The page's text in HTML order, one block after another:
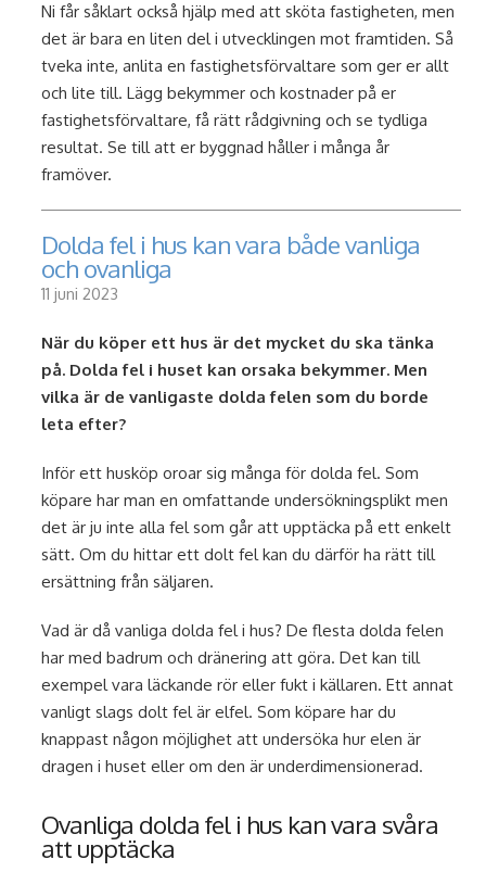
Ni får såklart också hjälp med att sköta fastigheten, men
det är bara en liten del i utvecklingen mot framtiden. Så
tveka inte, anlita en fastighetsförvaltare som ger er allt
och lite till. Lägg bekymmer och kostnader på er
fastighetsförvaltare, få rätt rådgivning och se tydliga
resultat. Se till att er byggnad håller i många år
framöver.
Dolda fel i hus kan vara både vanliga
och ovanliga
11 juni 2023
När du köper ett hus är det mycket du ska tänka
på. Dolda fel i huset kan orsaka bekymmer. Men
vilka är de vanligaste dolda felen som du borde
leta efter?
Inför ett husköp oroar sig många för dolda fel. Som
köpare har man en omfattande undersökningsplikt men
det är ju inte alla fel som går att upptäcka på ett enkelt
sätt. Om du hittar ett dolt fel kan du därför ha rätt till
ersättning från säljaren.
Vad är då vanliga dolda fel i hus? De flesta dolda felen
har med badrum och dränering att göra. Det kan till
exempel vara läckande rör eller fukt i källaren. Ett annat
vanligt slags dolt fel är elfel. Som köpare har du
knappast någon möjlighet att undersöka hur elen är
dragen i huset eller om den är underdimensionerad.
Ovanliga dolda fel i hus kan vara svåra
att upptäcka